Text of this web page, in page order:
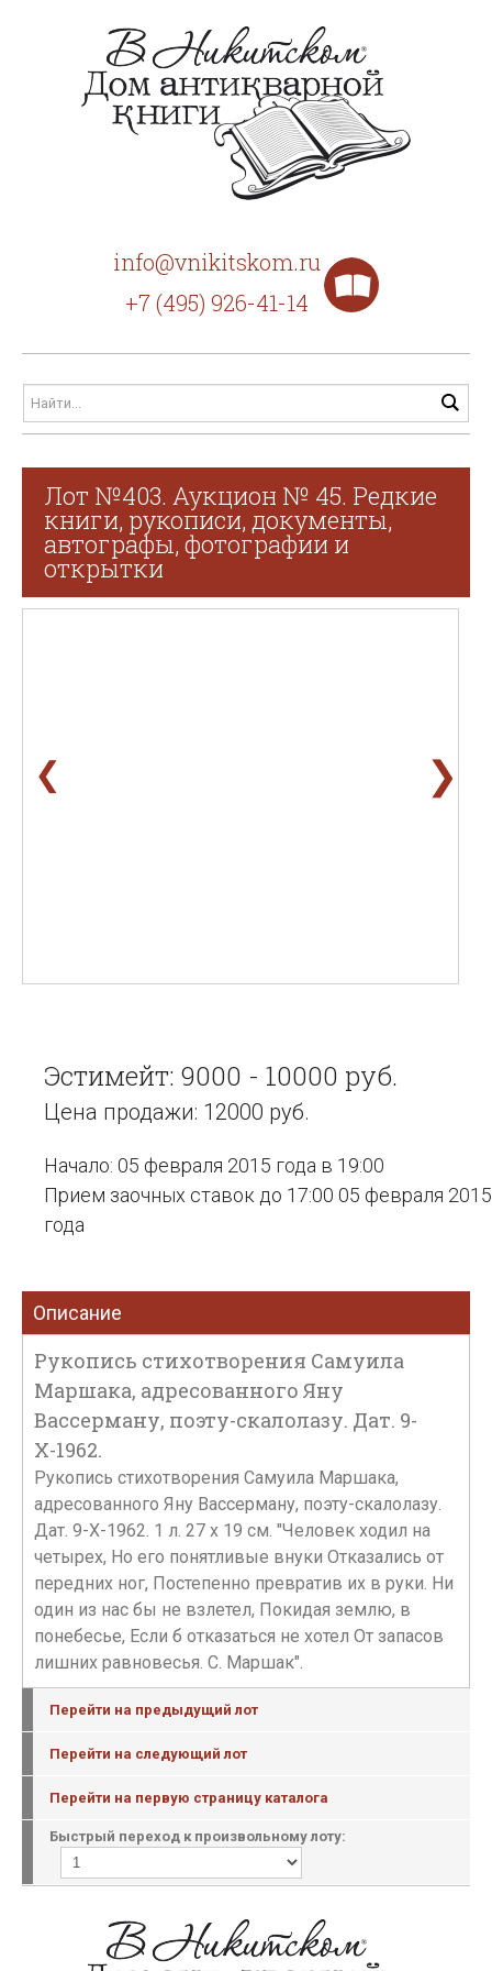
info@vnikitskom.ru
+7 (495) 926-41-14
Лот №403. Аукцион № 45. Редкие
книги, рукописи, документы,
автографы, фотографии и
открытки
❮ ❯
Эстимейт: 9000 - 10000 руб.
Цена продажи: 12000 руб.
Начало: 05 февраля 2015 года в 19:00
Прием заочных ставок до 17:00 05 февраля 2015
года
Описание
Рукопись стихотворения Самуила
Маршака, адресованного Яну
Вассерману, поэту-скалолазу. Дат. 9-
Х-1962.
Рукопись стихотворения Самуила Маршака,
адресованного Яну Вассерману, поэту-скалолазу.
Дат. 9-Х-1962. 1 л. 27 х 19 см. "Человек ходил на
четырех, Но его понятливые внуки Отказались от
передних ног, Постепенно превратив их в руки. Ни
один из нас бы не взлетел, Покидая землю, в
понебесье, Если б отказаться не хотел От запасов
лишних равновесья. С. Маршак".
Перейти на предыдущий лот
Перейти на следующий лот
Перейти на первую страницу каталога
Быстрый переход к произвольному лоту: